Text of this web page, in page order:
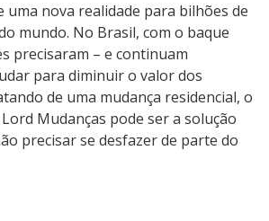
uma nova realidade para bilhões de
mundo. No Brasil, com o baque
precisaram – e continuam
para diminuir o valor dos
de uma mudança residencial, o
Mudanças pode ser a solução
precisar se desfazer de parte do